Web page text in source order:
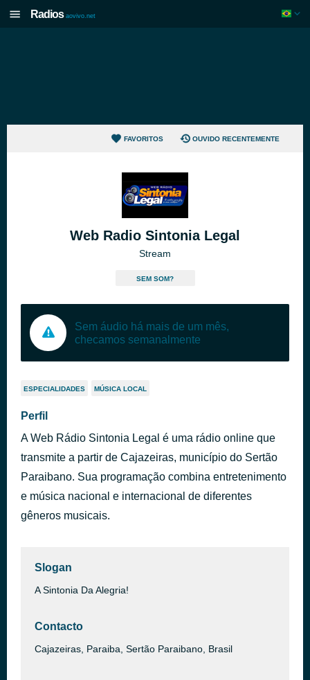
Radios aovivo.net
FAVORITOS OUVIDO RECENTEMENTE
Web Radio Sintonia Legal
Stream
SEM SOM?
Sem áudio há mais de um mês,
checamos semanalmente
ESPECIALIDADES MÚSICA LOCAL
Perfil
A Web Rádio Sintonia Legal é uma rádio online que
transmite a partir de Cajazeiras, município do Sertão
Paraibano. Sua programação combina entretenimento
e música nacional e internacional de diferentes
gêneros musicais.
Slogan
A Sintonia Da Alegria!
Contacto
Cajazeiras, Paraiba, Sertão Paraibano, Brasil